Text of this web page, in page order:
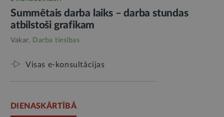
Summētais darba laiks – darba stundas
atbilstoši grafikam
Vakar, Darba tiesības
Visas e-konsultācijas
DIENASKĀRTĪBĀ